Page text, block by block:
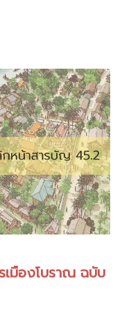
มืองโบราณ ฉบับ